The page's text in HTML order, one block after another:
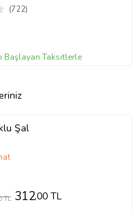
(722)
Başlayan Taksitlerle
Şal
TL 312,00 TL